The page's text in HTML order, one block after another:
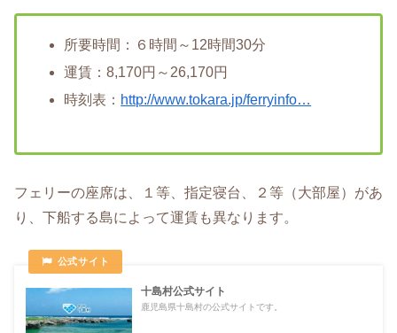
所要時間：６時間～12時間30分
運賃：8,170円～26,170円
時刻表： http://www.tokara.jp/ferryinfo…
フェリーの座席は、１等、指定寝台、２等（大部屋）があ
り、下船する島によって運賃も異なります。
十島村公式サイト
鹿児島県十島村の公式サイトです。